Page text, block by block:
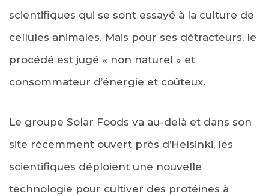
scientifiques qui se sont essayé à la culture de
cellules animales. Mais pour ses détracteurs, le
procédé est jugé « non naturel » et
consommateur d’énergie et coûteux.
Le groupe Solar Foods va au-delà et dans son
site récemment ouvert près d’Helsinki, les
scientifiques déploient une nouvelle
technologie pour cultiver des protéines à